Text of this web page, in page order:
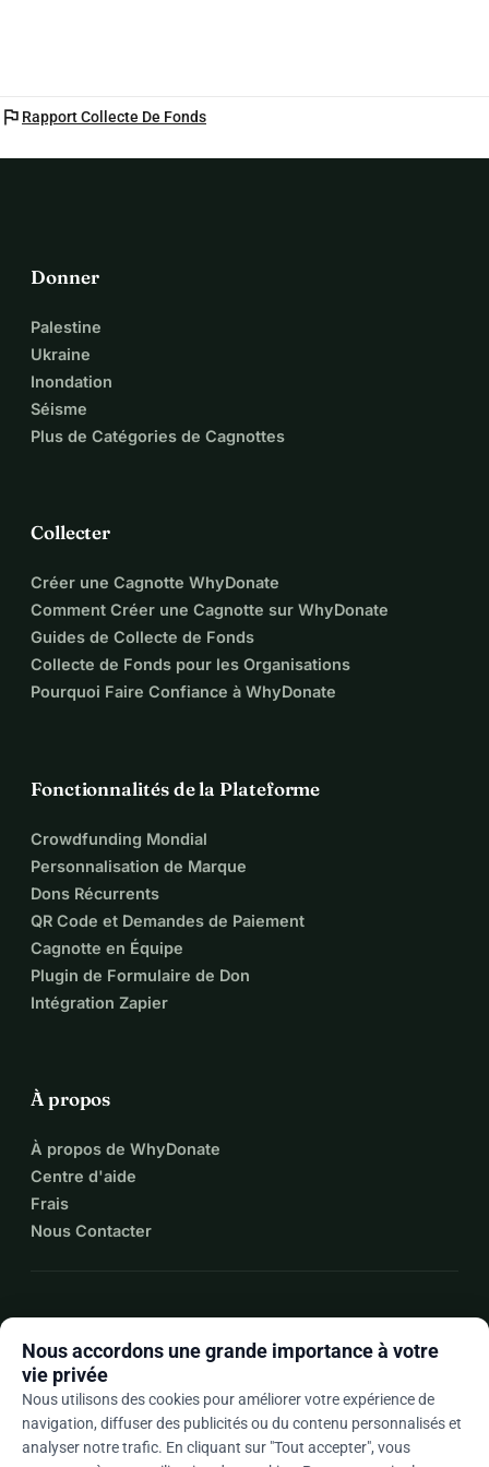
flag Rapport Collecte De Fonds
Donner
Palestine
Ukraine
Inondation
Séisme
Plus de Catégories de Cagnottes
Collecter
Créer une Cagnotte WhyDonate
Comment Créer une Cagnotte sur WhyDonate
Guides de Collecte de Fonds
Collecte de Fonds pour les Organisations
Pourquoi Faire Confiance à WhyDonate
Fonctionnalités de la Plateforme
Crowdfunding Mondial
Personnalisation de Marque
Dons Récurrents
QR Code et Demandes de Paiement
Cagnotte en Équipe
Plugin de Formulaire de Don
Intégration Zapier
À propos
À propos de WhyDonate
Centre d'aide
Frais
Nous Contacter
Fr arrow_drop_down
Nous accordons une grande importance à votre
vie privée
Nous utilisons des cookies pour améliorer votre expérience de
navigation, diffuser des publicités ou du contenu personnalisés et
analyser notre trafic. En cliquant sur "Tout accepter", vous